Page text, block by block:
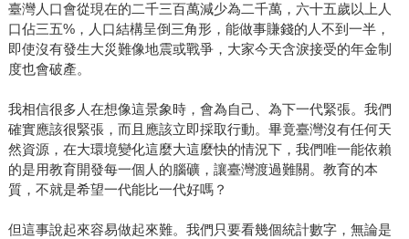
臺灣人口會從現在的二千三百萬減少為二千萬，六十五歲以上人
口佔三五%，人口結構呈倒三角形，能做事賺錢的人不到一半，
即使沒有發生大災難像地震或戰爭，大家今天含淚接受的年金制
度也會破產。
我相信很多人在想像這景象時，會為自己、為下一代緊張。我們
確實應該很緊張，而且應該立即採取行動。畢竟臺灣沒有任何天
然資源，在大環境變化這麼大這麼快的情況下，我們唯一能依賴
的是用教育開發每一個人的腦礦，讓臺灣渡過難關。教育的本
質，不就是希望一代能比一代好嗎？
但這事說起來容易做起來難。我們只要看幾個統計數字，無論是